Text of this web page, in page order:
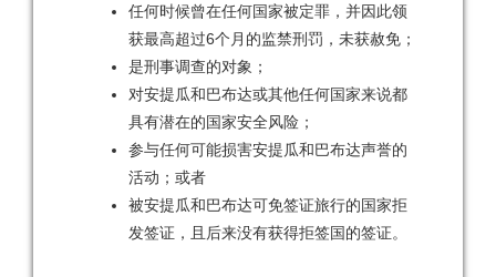
任何时候曾在任何国家被定罪，并因此领
获最高超过6个月的监禁刑罚，未获赦免；
是刑事调查的对象；
对安提瓜和巴布达或其他任何国家来说都
具有潜在的国家安全风险；
参与任何可能损害安提瓜和巴布达声誉的
活动；或者
被安提瓜和巴布达可免签证旅行的国家拒
发签证，且后来没有获得拒签国的签证。